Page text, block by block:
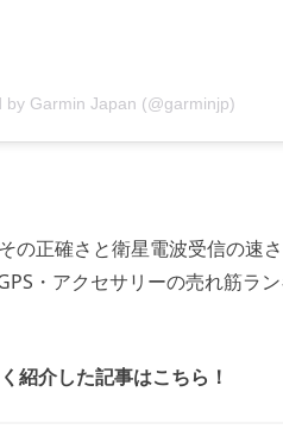
by Garmin Japan (@garminjp)
の正確さと衛星電波受信の速
・アクセサリーの売れ筋ラ
紹介した記事はこちら！